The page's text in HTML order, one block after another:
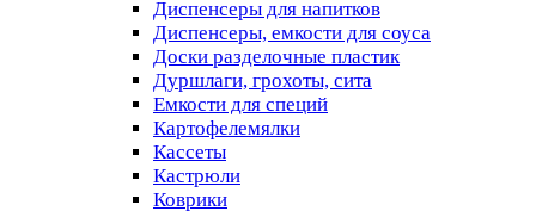
Диспенсеры для напитков
Диспенсеры, емкости для соуса
Доски разделочные пластик
Дуршлаги, грохоты, сита
Емкости для специй
Картофелемялки
Кассеты
Кастрюли
Коврики